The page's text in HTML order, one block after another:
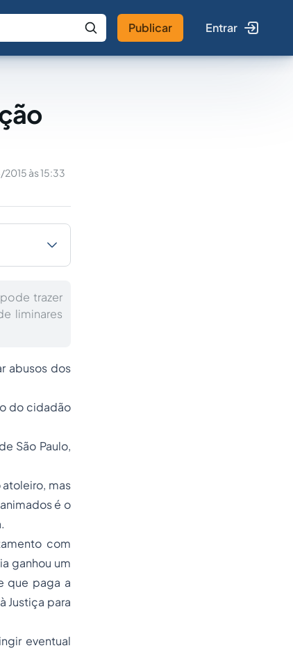
Buscar no Jus
Publicar Entrar
às 15:33
trazer
liminares
abusos dos
do cidadão
São Paulo,
mas
é o
com
ganhou um
que paga a
Justiça para
eventual